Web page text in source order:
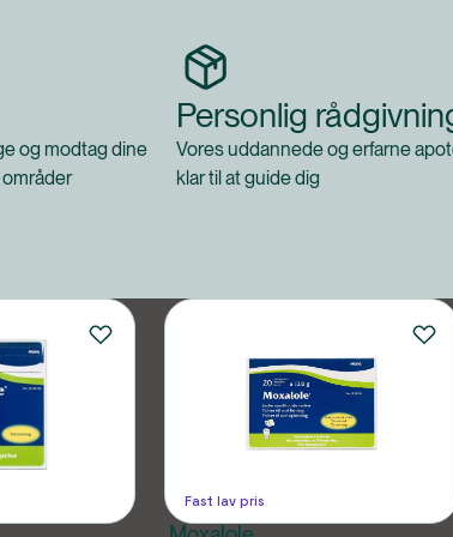
og modtag dine
Personlig
Vores uddannede og erfarne
klar til at guide dig
Fast lav pris